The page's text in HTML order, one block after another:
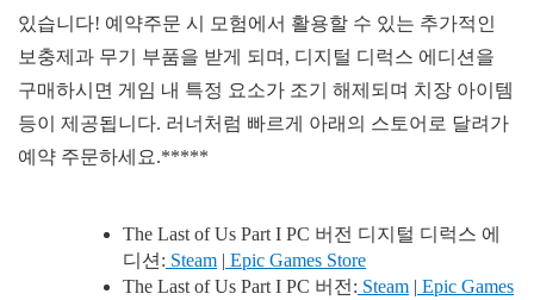
있습니다! 예약주문 시 모험에서 활용할 수 있는 추가적인
보충제과 무기 부품을 받게 되며, 디지털 디럭스 에디션을
구매하시면 게임 내 특정 요소가 조기 해제되며 치장 아이템
등이 제공됩니다. 러너처럼 빠르게 아래의 스토어로 달려가
예약 주문하세요.*****
The Last of Us Part I PC 버전 디지털 디럭스 에
디션: Steam | Epic Games Store
The Last of Us Part I PC 버전: Steam | Epic Games